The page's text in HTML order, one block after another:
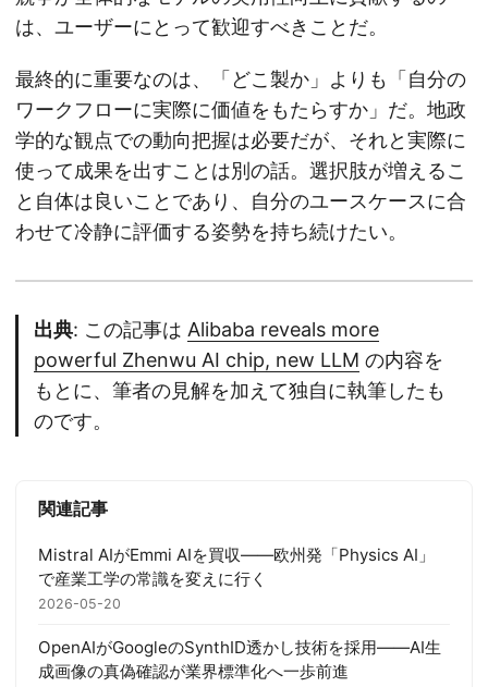
は、ユーザーにとって歓迎すべきことだ。
最終的に重要なのは、「どこ製か」よりも「自分の
ワークフローに実際に価値をもたらすか」だ。地政
学的な観点での動向把握は必要だが、それと実際に
使って成果を出すことは別の話。選択肢が増えるこ
と自体は良いことであり、自分のユースケースに合
わせて冷静に評価する姿勢を持ち続けたい。
出典: この記事は Alibaba reveals more
powerful Zhenwu AI chip, new LLM の内容を
もとに、筆者の見解を加えて独自に執筆したも
のです。
関連記事
Mistral AIがEmmi AIを買収——欧州発「Physics AI」
で産業工学の常識を変えに行く
2026-05-20
OpenAIがGoogleのSynthID透かし技術を採用——AI生
成画像の真偽確認が業界標準化へ一歩前進